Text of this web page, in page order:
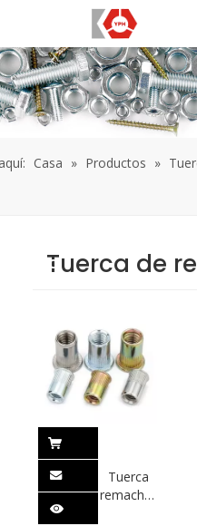
Casa » Productos »
Tuerca de
Tuerca
remachable